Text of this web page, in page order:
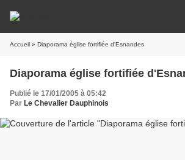
Accueil » Diaporama église fortifiée d'Esnandes
Diaporama église fortifiée
Publié le 17/01/2005 à 05:42
Par Le Chevalier Dauphinois